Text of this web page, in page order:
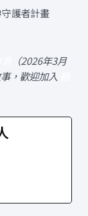
護者計畫
（2026年3月
，歡迎加入